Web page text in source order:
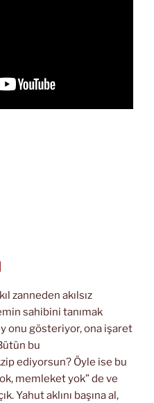
zanneden akılsız
sahibini tanımak
onu gösteriyor, ona işaret
bu
ediyorsun? Öyle ise bu
memleket yok” de ve
Yahut aklını başına al,